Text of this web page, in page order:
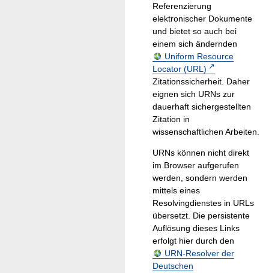
Referenzierung
elektronischer Dokumente
und bietet so auch bei
einem sich ändernden
Uniform Resource
Locator (URL)
Zitationssicherheit. Daher
eignen sich URNs zur
dauerhaft sichergestellten
Zitation in
wissenschaftlichen Arbeiten.
URNs können nicht direkt
im Browser aufgerufen
werden, sondern werden
mittels eines
Resolvingdienstes in URLs
übersetzt. Die persistente
Auflösung dieses Links
erfolgt hier durch den
URN-Resolver der
Deutschen